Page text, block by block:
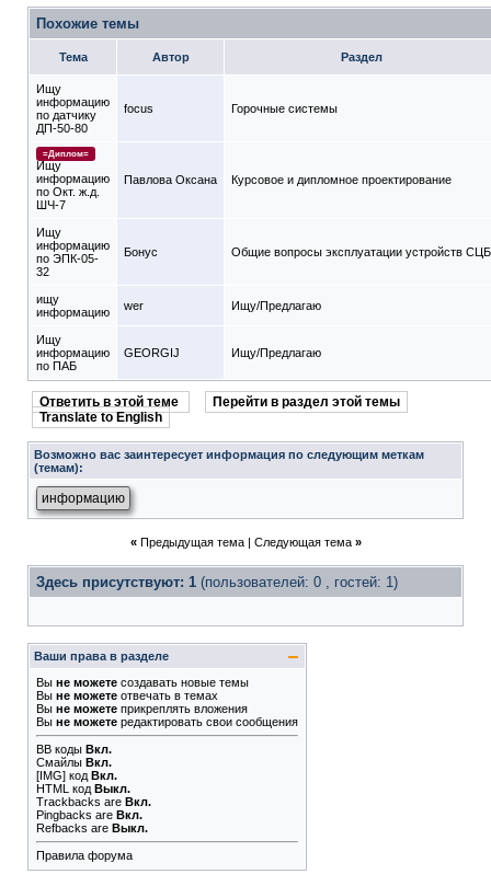
Похожие темы
Тема Автор Раздел
Ищу
информацию
по датчику
ДП-50-80
focus Горочные системы
=Диплом=
Ищу
информацию
по Окт. ж.д.
ШЧ-7
Павлова Оксана Курсовое и дипломное проектирование
Ищу
информацию
по ЭПК-05-
32
Бонус Общие вопросы эксплуатации устройств СЦБ
ищу
информацию
wer Ищу/Предлагаю
Ищу
информацию
по ПАБ
GEORGIJ Ищу/Предлагаю
Ответить в этой теме
Перейти в раздел этой темы
Translate to English
Возможно вас заинтересует информация по следующим меткам
(темам):
информацию
« Предыдущая тема| Следующая тема »
Здесь присутствуют: 1 (пользователей: 0 , гостей: 1)
Ваши права в разделе
Вы не можете создавать новые темы
Вы не можете отвечать в темах
Вы не можете прикреплять вложения
Вы не можете редактировать свои сообщения
BB коды Вкл.
Смайлы Вкл.
[IMG] код Вкл.
HTML код Выкл.
Trackbacks are Вкл.
Pingbacks are Вкл.
Refbacks are Выкл.
Правила форума